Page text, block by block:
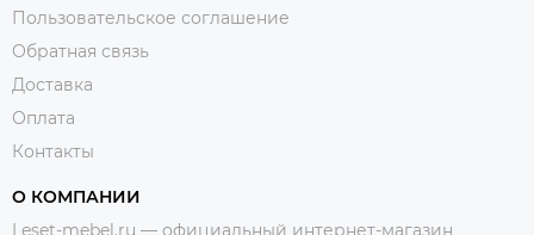
Пользовательское соглашение
Обратная связь
Доставка
Оплата
Контакты
О КОМПАНИИ
Leset-mebel.ru — официальный интернет-магазин